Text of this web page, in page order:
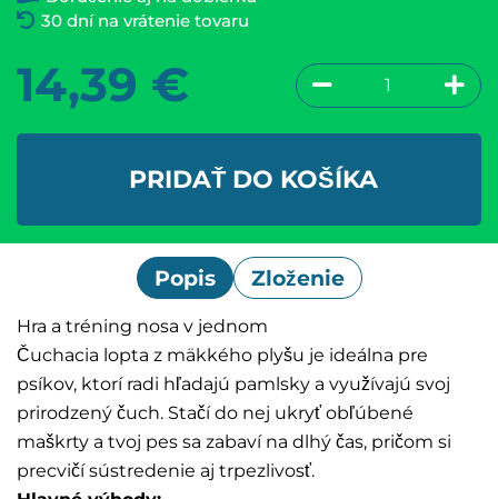
30 dní na vrátenie tovaru
14,39 €
PRIDAŤ DO KOŠÍKA
Popis Zloženie
Hra a tréning nosa v jednom
Čuchacia lopta z mäkkého plyšu je ideálna pre
psíkov, ktorí radi hľadajú pamlsky a využívajú svoj
prirodzený čuch. Stačí do nej ukryť obľúbené
maškrty a tvoj pes sa zabaví na dlhý čas, pričom si
precvičí sústredenie aj trpezlivosť.